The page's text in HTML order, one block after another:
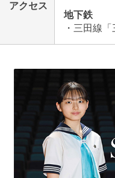
アクセス
地下鉄
・三田線